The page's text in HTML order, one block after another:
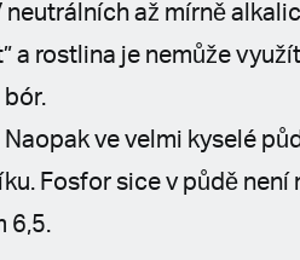
neutrálních až mírně
a rostlina je nemůže
bór.
Naopak ve velmi kyselé
Fosfor sice v půdě není
6,5.